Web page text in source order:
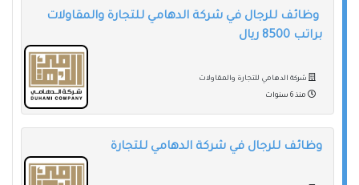
وظائف للرجال في شركة الدهامي للتجارة والمقاولات
براتب 8500 ريال
شركة الدهامي للتجارة والمقاولات
منذ 6 سنوات
وظائف للرجال في شركة الدهامي للتجارة